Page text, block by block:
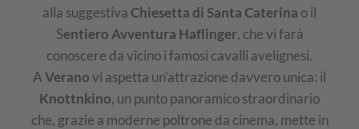
alla suggestiva Chiesetta di Santa Caterina o il
Sentiero Avventura Haflinger, che vi farà
conoscere da vicino i famosi cavalli avelignesi.
AVeranovi aspetta un’attrazione davvero unica: il
Knottnkino, un punto panoramico straordinario
che, grazie a moderne poltrone da cinema, mette in